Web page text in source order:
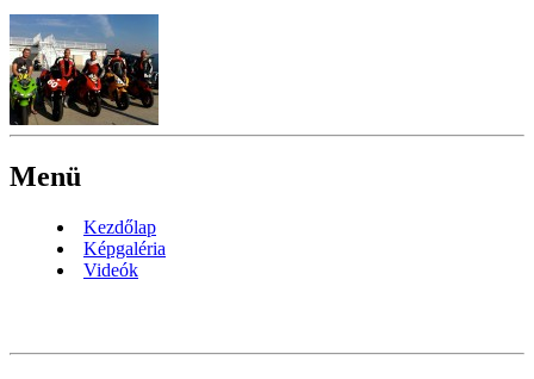
Menü
Kezdőlap
Képgaléria
Videók